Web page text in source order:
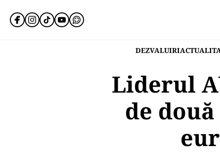
DEZVALUIRI
Liderul
de